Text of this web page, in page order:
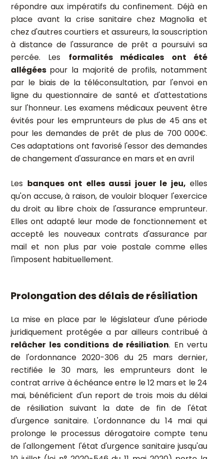
répondre aux impératifs du confinement. Déjà en
place avant la crise sanitaire chez Magnolia et
chez d'autres courtiers et assureurs, la souscription
à distance de l'assurance de prêt a poursuivi sa
percée. Les formalités médicales ont été
allégées pour la majorité de profils, notamment
par le biais de la téléconsultation, par l'envoi en
ligne du questionnaire de santé et d'attestations
sur l'honneur. Les examens médicaux peuvent être
évités pour les emprunteurs de plus de 45 ans et
pour les demandes de prêt de plus de 700 000€.
Ces adaptations ont favorisé l'essor des demandes
de changement d'assurance en mars et en avril
Les banques ont elles aussi jouer le jeu, elles
qu'on accuse, à raison, de vouloir bloquer l'exercice
du droit au libre choix de l'assurance emprunteur.
Elles ont adapté leur mode de fonctionnement et
accepté les nouveaux contrats d'assurance par
mail et non plus par voie postale comme elles
l'imposent habituellement.
Prolongation des délais de résiliation
La mise en place par le législateur d'une période
juridiquement protégée a par ailleurs contribué à
relâcher les conditions de résiliation. En vertu
de l'ordonnance 2020-306 du 25 mars dernier,
rectifiée le 30 mars, les emprunteurs dont le
contrat arrive à échéance entre le 12 mars et le 24
mai, bénéficient d'un report de trois mois du délai
de résiliation suivant la date de fin de l'état
d'urgence sanitaire. L'ordonnance du 14 mai qui
prolonge le processus dérogatoire compte tenu
de l'allongement l'état d'urgence sanitaire jusqu'au